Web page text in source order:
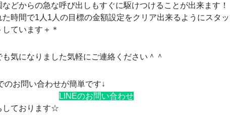
などからの急な呼び出しもすぐに駆けつけることが出来ます！
た時間で1人1人の目標の金額設定をクリア出来るようにスタ
しています＋＊
も気になりました気軽にご連絡ください＾＾
のお問い合わせが簡単です↓
LINEのお問い合わせ
しております☆